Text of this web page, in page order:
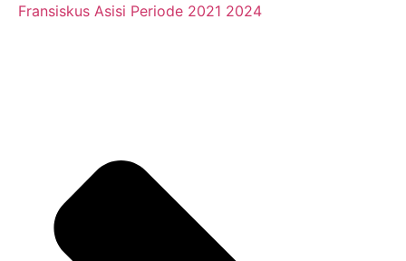
Fransiskus Asisi Periode 2021 2024